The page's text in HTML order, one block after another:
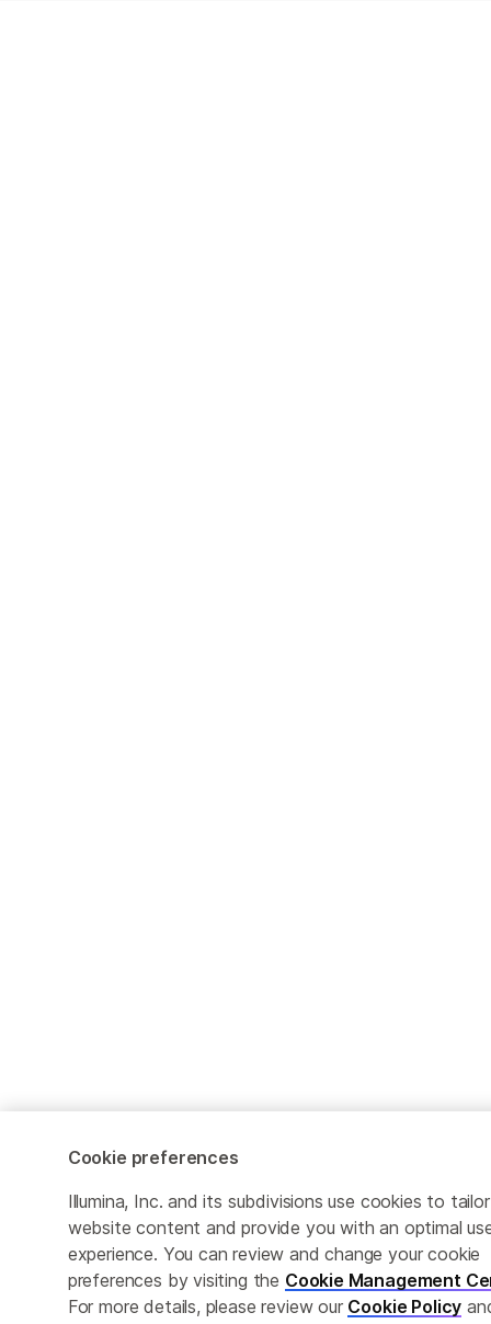
Cookie preferences
Illumina, Inc. and its subdivisions use cookies to tailor
website content and provide you with an optimal
experience. You can review and change your cookie
preferences by visiting the Cookie Management
For more details, please review our Cookie Policy